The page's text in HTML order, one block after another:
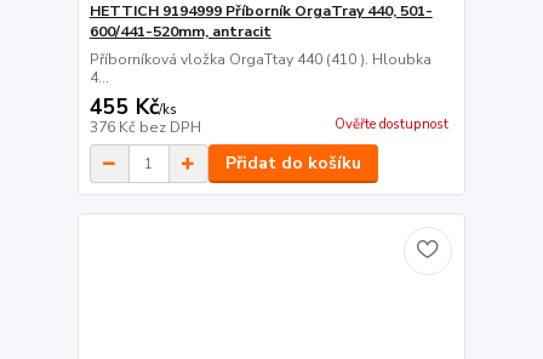
HETTICH 9194999 Příborník OrgaTray 440, 501-
600/441-520mm, antracit
Příborníková vložka OrgaTtay 440 (410 ). Hloubka
4...
455 Kč/ks
376 Kč bez DPH Ověřte dostupnost
Přidat do košíku